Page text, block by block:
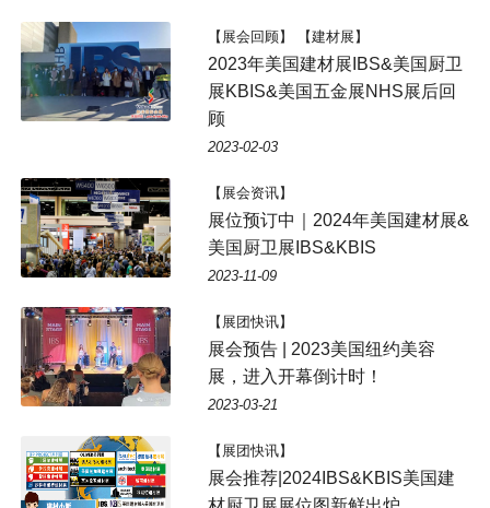
【展会回顾】 【建材展】
2023年美国建材展IBS&美国厨卫
展KBIS&美国五金展NHS展后回
顾
2023-02-03
【展会资讯】
展位预订中｜2024年美国建材展&
美国厨卫展IBS&KBIS
2023-11-09
【展团快讯】
展会预告 | 2023美国纽约美容
展，进入开幕倒计时！
2023-03-21
【展团快讯】
展会推荐|2024IBS&KBIS美国建